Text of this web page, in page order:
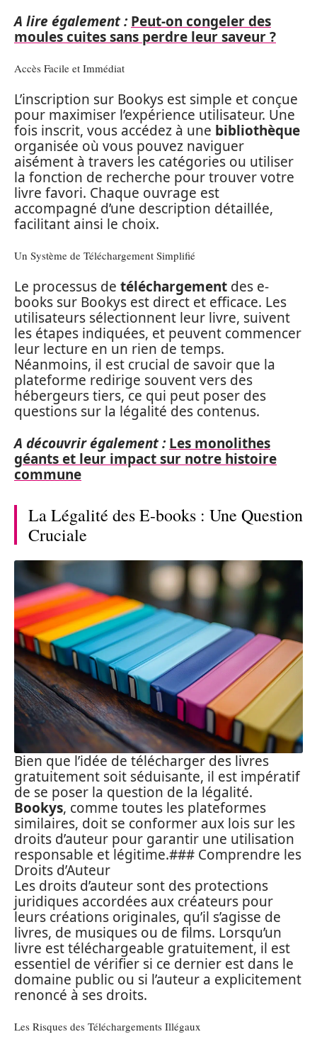
A lire également : Peut-on congeler des
moules cuites sans perdre leur saveur ?
Accès Facile et Immédiat
L’inscription sur Bookys est simple et conçue
pour maximiser l’expérience utilisateur. Une
fois inscrit, vous accédez à une bibliothèque
organisée où vous pouvez naviguer
aisément à travers les catégories ou utiliser
la fonction de recherche pour trouver votre
livre favori. Chaque ouvrage est
accompagné d’une description détaillée,
facilitant ainsi le choix.
Un Système de Téléchargement Simplifié
Le processus de téléchargement des e-
books sur Bookys est direct et efficace. Les
utilisateurs sélectionnent leur livre, suivent
les étapes indiquées, et peuvent commencer
leur lecture en un rien de temps.
Néanmoins, il est crucial de savoir que la
plateforme redirige souvent vers des
hébergeurs tiers, ce qui peut poser des
questions sur la légalité des contenus.
A découvrir également : Les monolithes
géants et leur impact sur notre histoire
commune
La Légalité des E-books : Une Question
Cruciale
Bien que l’idée de télécharger des livres
gratuitement soit séduisante, il est impératif
de se poser la question de la légalité.
Bookys, comme toutes les plateformes
similaires, doit se conformer aux lois sur les
droits d’auteur pour garantir une utilisation
responsable et légitime.### Comprendre les
Droits d’Auteur
Les droits d’auteur sont des protections
juridiques accordées aux créateurs pour
leurs créations originales, qu’il s’agisse de
livres, de musiques ou de films. Lorsqu’un
livre est téléchargeable gratuitement, il est
essentiel de vérifier si ce dernier est dans le
domaine public ou si l’auteur a explicitement
renoncé à ses droits.
Les Risques des Téléchargements Illégaux